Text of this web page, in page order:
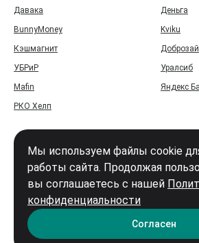
Давака
Деньга
BunnyMoney
Kviku
Кэшмагнит
УБРиР
Уралсиб
Mafin
Яндекс
РКО Хелп
Карта сайта
Мы используем файлы cookie
работы сайта. Продолжая
вы соглашаетесь с нашей
конфиденциальности
Согласен